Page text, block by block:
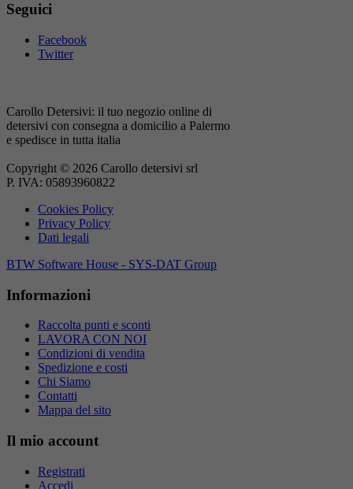
Seguici
Facebook
Twitter
Carollo Detersivi: il tuo negozio online di
detersivi con consegna a domicilio a Palermo
e spedisce in tutta italia
Copyright © 2026 Carollo detersivi srl
P. IVA: 05893960822
Cookies Policy
Privacy Policy
Dati legali
BTW Software House - SYS-DAT Group
Informazioni
Raccolta punti e sconti
LAVORA CON NOI
Condizioni di vendita
Spedizione e costi
Chi Siamo
Contatti
Mappa del sito
Il mio account
Registrati
Accedi